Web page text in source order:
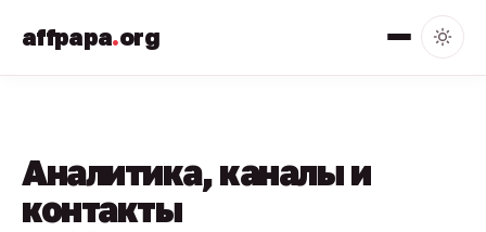
affpapa.org
Аналитика, каналы и
контакты